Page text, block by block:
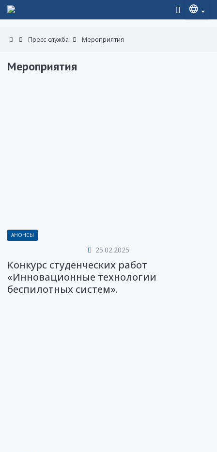
Пресс-служба Мероприятия
Мероприятия
АНОНСЫ
25.02.2025
Конкурс студенческих работ
«Инновационные технологии
беспилотных систем».